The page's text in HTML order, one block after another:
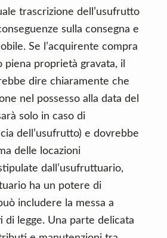
trascrizione dell’usufrutto
sulla consegna e
Se l’acquirente compra
piena proprietà gravata, il
dire chiaramente che
nel possesso alla data del
solo in caso di
dell’usufrutto) e dovrebbe
delle locazioni
dall’usufruttuario,
ha un potere di
includere la messa a
di legge. Una parte delicata